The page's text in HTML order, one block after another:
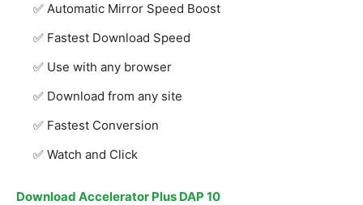
Automatic Mirror Speed Boost
Fastest Download Speed
Use with any browser
Download from any site
Fastest Conversion
Watch and Click
Download Accelerator Plus DAP 10